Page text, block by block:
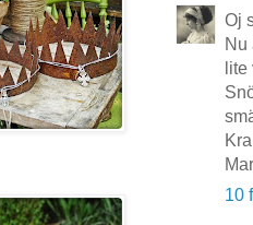
Oj
Nu
10